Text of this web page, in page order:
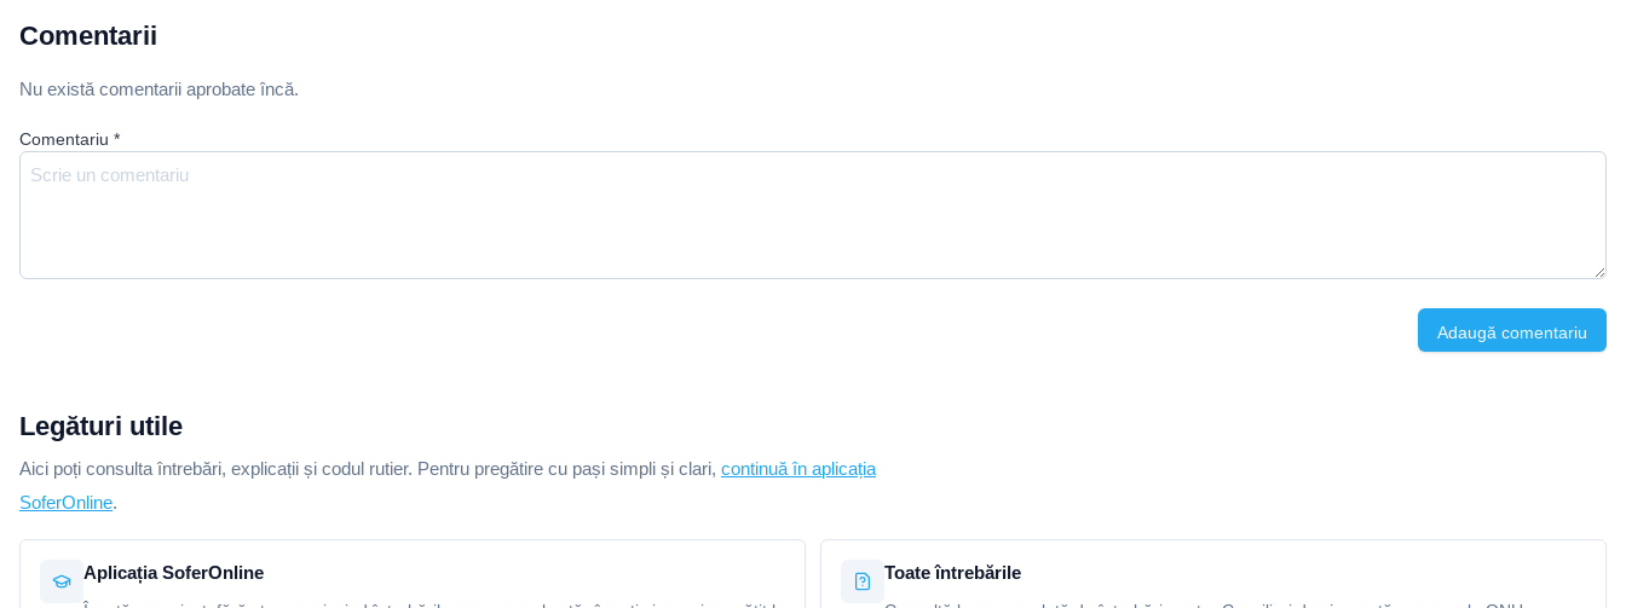
Comentarii
Nu există comentarii aprobate încă.
Comentariu *
Adaugă comentariu
Legături utile
Aici poți consulta întrebări, explicații și codul rutier. Pentru pregătire cu pași simpli și clari, continuă în aplicația
SoferOnline.
Aplicația SoferOnline Toate întrebările